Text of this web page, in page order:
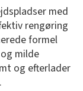
med
rengøring
formel
milde
og efterlader